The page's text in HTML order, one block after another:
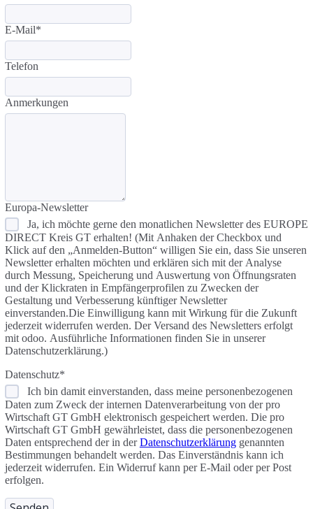
E-Mail*
Telefon
Anmerkungen
Europa-Newsletter
DIRECT Kreis GT erhalten! (Mit Anhaken der Checkbox und
Klick auf den „Anmelden-Button“ willigen Sie ein, dass Sie unseren
Newsletter erhalten möchten und erklären sich mit der Analyse
durch Messung, Speicherung und Auswertung von Öffnungsraten
und der Klickraten in Empfängerprofilen zu Zwecken der
Gestaltung und Verbesserung künftiger Newsletter
einverstanden.Die Einwilligung kann mit Wirkung für die Zukunft
jederzeit widerrufen werden. Der Versand des Newsletters erfolgt
mit odoo. Ausführliche Informationen finden Sie in unserer
Datenschutzerklärung.)
Datenschutz*
Daten zum Zweck der internen Datenverarbeitung von der pro
Wirtschaft GT GmbH elektronisch gespeichert werden. Die pro
Wirtschaft GT GmbH gewährleistet, dass die personenbezogenen
Daten entsprechend der in derDatenschutzerklärunggenannten
Bestimmungen behandelt werden. Das Einverständnis kann ich
jederzeit widerrufen. Ein Widerruf kann per E-Mail oder per Post
erfolgen.